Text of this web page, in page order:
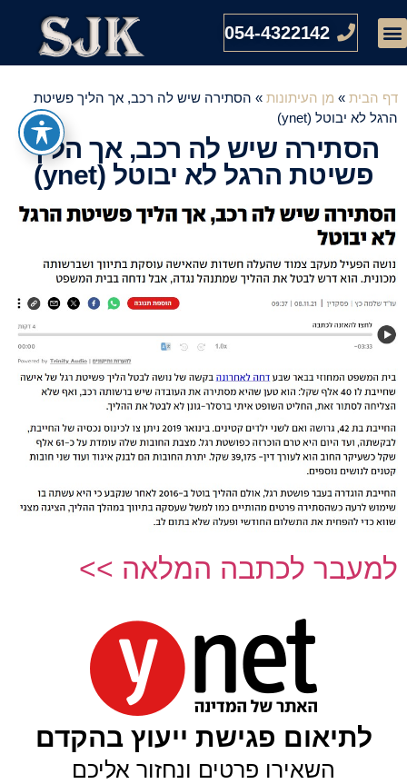
054-4322142
דף הבית » מן העיתונות » הסתירה שיש לה רכב, אך הליך פשיטת
הרגל לא יבוטל (ynet)
הסתירה שיש לה רכב, אך הליך
פשיטת הרגל לא יבוטל (ynet)
למעבר לכתבה המלאה >>
לתיאום פגישת ייעוץ בהקדם
השאירו פרטים ונחזור אליכם